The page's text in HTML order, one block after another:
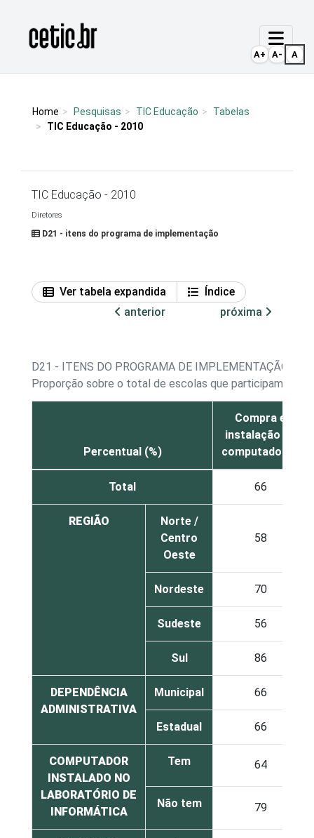
Página inicial
Home Pesquisas TIC Educação
Tabelas
TIC Educação - 2010
TIC Educação - 2010
Diretores
D21 - itens do programa de implementação
Ver tabela expandida
Índice
anterior
próxima
D21 - ITENS DO PROGRAMA DE IMPLEMENTAÇÃO
Proporção sobre o total de escolas que participam de
Percentual (%)
Compra e
instalação de
computadores
Total 66
REGIÃO
Norte /
Centro
Oeste
58
Nordeste 70
Sudeste 56
Sul 86
DEPENDÊNCIA
ADMINISTRATIVA
Municipal 66
Estadual 66
COMPUTADOR
INSTALADO NO
LABORATÓRIO DE
INFORMÁTICA
Tem 64
Não tem 79
A+ A- A